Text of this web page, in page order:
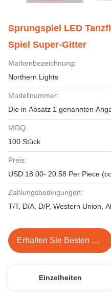
Sprungspiel LED
Spiel Super-Gitter
Markenbezeichnung:
Northern Lights
Modellnummer:
Die in Absatz 1 genannten
MOQ:
100 Stück
Preis:
USD 18.00- 20.58 Per Piece
Zahlungsbedingungen:
T/T, D/A, D/P, Western Union,
Erhalten Sie Besten Preis
Einzelheiten